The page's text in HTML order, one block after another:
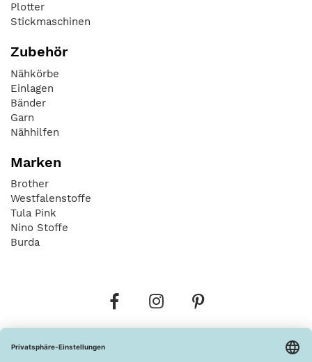
Plotter
Stickmaschinen
Zubehör
Nähkörbe
Einlagen
Bänder
Garn
Nähhilfen
Marken
Brother
Westfalenstoffe
Tula Pink
Nino Stoffe
Burda